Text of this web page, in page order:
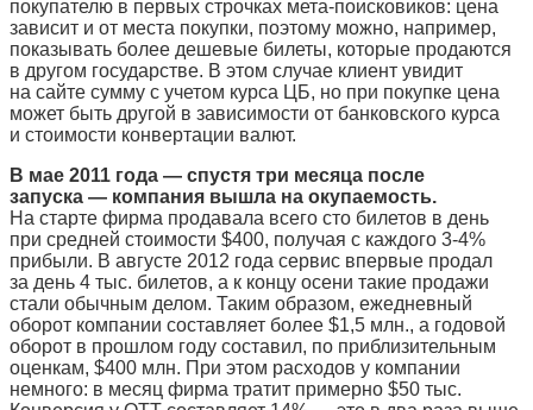
покупателю в первых строчках мета-поисковиков: цена
зависит и от места покупки, поэтому можно, например,
показывать более дешевые билеты, которые продаются
в другом государстве. В этом случае клиент увидит
на сайте сумму с учетом курса ЦБ, но при покупке цена
может быть другой в зависимости от банковского курса
и стоимости конвертации валют.
В мае 2011 года — спустя три месяца после
запуска — компания вышла на окупаемость.
На старте фирма продавала всего сто билетов в день
при средней стоимости $400, получая с каждого 3-4%
прибыли. В августе 2012 года сервис впервые продал
за день 4 тыс. билетов, а к концу осени такие продажи
стали обычным делом. Таким образом, ежедневный
оборот компании составляет более $1,5 млн., а годовой
оборот в прошлом году составил, по приблизительным
оценкам, $400 млн. При этом расходов у компании
немного: в месяц фирма тратит примерно $50 тыс.